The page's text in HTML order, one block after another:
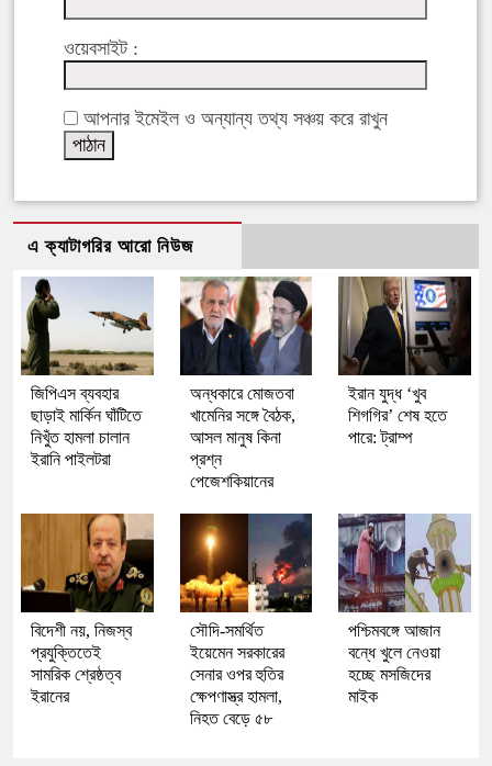
ওয়েবসাইট :
আপনার ইমেইল ও অন্যান্য তথ্য সঞ্চয় করে রাখুন
এ ক্যাটাগরির আরো নিউজ
জিপিএস ব্যবহার
ছাড়াই মার্কিন ঘাঁটিতে
নিখুঁত হামলা চালান
ইরানি পাইলটরা
অন্ধকারে মোজতবা
খামেনির সঙ্গে বৈঠক,
আসল মানুষ কিনা
প্রশ্ন
পেজেশকিয়ানের
ইরান যুদ্ধ ‘খুব
শিগগির’ শেষ হতে
পারে: ট্রাম্প
বিদেশী নয়, নিজস্ব
প্রযুক্তিতেই
সামরিক শ্রেষ্ঠত্ব
ইরানের
সৌদি-সমর্থিত
ইয়েমেন সরকারের
সেনার ওপর হুতির
ক্ষেপণাস্ত্র হামলা,
নিহত বেড়ে ৫৮
পশ্চিমবঙ্গে আজান
বন্ধে খুলে নেওয়া
হচ্ছে মসজিদের
মাইক